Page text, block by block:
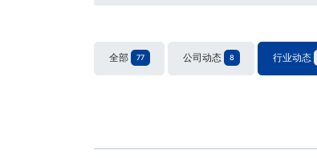
全部 77 公司动态 8 行业动态